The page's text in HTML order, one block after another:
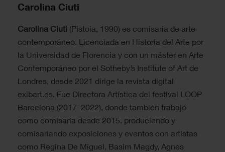
Carolina Ciuti
Carolina Ciuti (Pistoia, 1990) es comisaria de arte
contemporáneo. Licenciada en Historia del Arte por
la Universidad de Florencia y con un máster en Arte
Contemporáneo por el Sotheby’s Institute of Art de
Londres, desde 2021 dirige la revista digital
exibart.es. Fue Directora Artística del festival LOOP
Barcelona (2017–2022), donde también trabajó
como comisaria desde 2015, produciendo y
comisariando exposiciones y eventos con artistas
como Regina De Miguel, Basim Magdy, Agnes